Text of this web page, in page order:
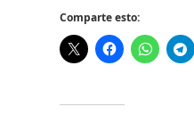
Comparte esto: